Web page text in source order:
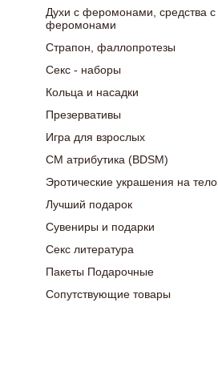
Духи с феромонами, средства с
феромонами
Страпон, фаллопротезы
Секс - наборы
Кольца и насадки
Презервативы
Игра для взрослых
СМ атрибутика (BDSM)
Эротические украшения на тело
Лучший подарок
Сувениры и подарки
Секс литература
Пакеты Подарочные
Сопутствующие товары